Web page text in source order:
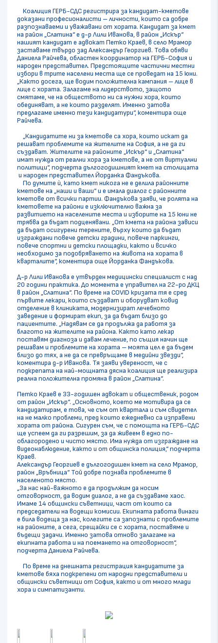
Коалиция ГЕРБ-СДС регистрира за кандидат-кметове
доказани професионалисти – личности, които са добре
разпознаваеми и уважавани от хората. Кандидат за кмет
на район „Слатина“ е д-р Лили Иванова, в район „Искър“
нашият кандидат е адвокат Петко Краев, в село Мрамор
заставаме твърдо зад Александър Георгиев. Това обяви
Даниела Райчева, областен координатор на ГЕРБ-София и
народен представител. Предстоящите частични местни
избори в трите населени места ще се проведат на 15 юни.
„Както досега, ще водим положителна кампания – лице в
лице с хората. Залагаме на лидерството, защото
смятаме, че на обществото ни са нужни хора, които
обединяват, а не които разделят. Именно затова
предлагаме именно тези кандидатури“, коментира още
Райчева.
„Кандидатите ни за кметове са хора, които искат да
решават проблемите на жителите на София, а не да ги
създават. Жителите на районите „Искър“ и „Слатина“
имат нужда от реални хора за кметове, а не от виртуални
политици“, подчерта дългогодишният кмет на столицата
и народен представител Йорданка Фандъкова.
По думите ѝ, като кмет никога не е делила районните
кметове на „наши и ваши“ и е имала диалог с районните
кметове от всички партии. Фандъкова заяви, че ролята на
кметовете на райони е изключително важна за
развитието на населените места и изборите на 15 юни не
трябва да бъдат подценявани. „От кмета на района зависи
да бъдат осигурени терените, върху които да бъдат
изграждани повече детски градини, повече паркинги,
повече спортни и детски площадки, както и всичко
необходимо за подобряването на живота на хората в
кварталите“, коментира още Йорданка Фандъкова.
Д-р Лили Иванова е утвърден медицински специалист с над
20 години практика. До момента е управител на 22-ро ДКЦ
в район „Слатина“. По време на COVID кризата тя е сред
първите лекари, които създават и оборудват ковид
отделение в клиниката, модернизират лечебното
заведение и формират екип, за да бъдат близо до
пациентите. „Надявам се да продължа да работя за
благото на жителите на района. Както като лекар
поставям диагноза и давам лечение, по същия начин ще
решавам и проблемите на хората – моята цел е да бъдем
близо до тях, а не да се превръщаме в медийни звезди“,
коментира д-р Иванова. Тя заяви увереност, че с
подкрепата на най-мощната дясна коалиция ще реализира
реална положителна промяна в район „Слатина“.
Петко Краев е 33-годишен адвокат и общественик, родом
от район „Искър“. „Основното, което ме мотивира да се
кандидатирам, е това, че съм от квартала и съм свидетел
на не малко проблеми, пред които ежедневно са изправени
хората от района. Сигурен съм, че с помощта на ГЕРБ-СДС
ще успеем да ги разрешим, за да живеем в едно по-
облагородено и чисто място. Има нужда от изграждане на
видеонаблюдение, както и от общинска полиция,“ подчерта
Краев.
Александър Георгиев е дългогодишен кмет на село Мрамор,
район „Връбница“ Той добре познава проблемите в
населеното място.
„За нас най-важното е да продължим да носим
отговорност, да водим диалог, а не да създаваме хаос.
Имаме 14 общински съветници, част от които са
председатели на водещи комисии. Екипната работа винаги
е била водеща за нас, колегите са запознати с проблемите
на районите, а сега, срещайки се с хората, поставяме и
бъдещи задачи. Именно затова отново залагаме на
екипната работа и на поемането на отговорност“,
подчерта Даниела Райчева.
По време на днешната регистрация кандидатите за
кметове бяха подкрепени от народни представители и
общински съветници от София, както и от много млади
хора и симпатизанти.